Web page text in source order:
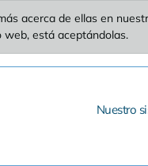
acerca de ellas en
web, está aceptándolas.
Nuestro